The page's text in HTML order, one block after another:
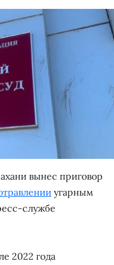
вынес приговор
угарным
службе
2022 года